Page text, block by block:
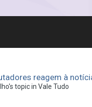
reagem à
's topic in Vale Tudo